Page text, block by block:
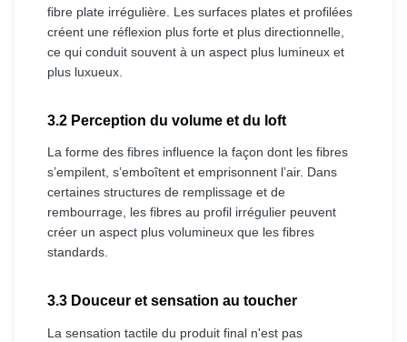
fibre plate irrégulière. Les surfaces plates et profilées
créent une réflexion plus forte et plus directionnelle,
ce qui conduit souvent à un aspect plus lumineux et
plus luxueux.
3.2 Perception du volume et du loft
La forme des fibres influence la façon dont les fibres
s’empilent, s’emboîtent et emprisonnent l’air. Dans
certaines structures de remplissage et de
rembourrage, les fibres au profil irrégulier peuvent
créer un aspect plus volumineux que les fibres
standards.
3.3 Douceur et sensation au toucher
La sensation tactile du produit final n'est pas